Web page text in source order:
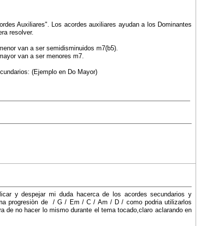
Auxiliares". Los acordes auxiliares ayudan a los Dominantes
resolver.
van a ser semidisminuidos m7(b5).
van a ser menores m7.
(Ejemplo en Do Mayor)
y despejar mi duda hacerca de los acordes secundarios y
progresiòn de / G / Em / C / Am / D / como podria utilizarlos
de no hacer lo mismo durante el tema tocado,claro aclarando en